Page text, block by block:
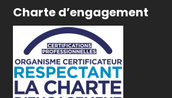
Charte d’engagement